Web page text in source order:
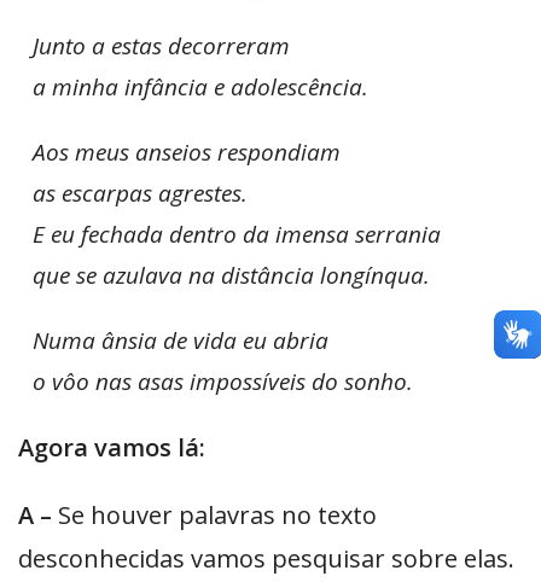
Junto a estas decorreram
a minha infância e adolescência.
Aos meus anseios respondiam
as escarpas agrestes.
E eu fechada dentro da imensa serrania
que se azulava na distâncialongínqua.
Numa ânsia de vida eu abria
o vôo nas asas impossíveis do sonho.
Agora vamos lá:
A – Se houver palavras no texto
desconhecidas vamos pesquisar sobre elas.